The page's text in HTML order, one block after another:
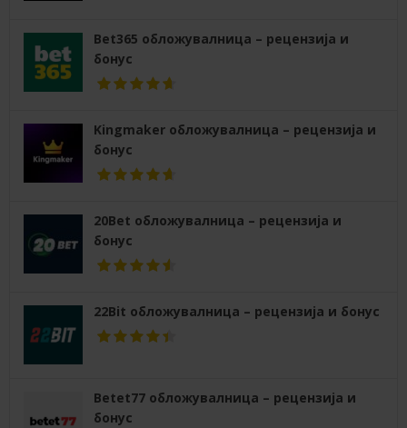
Bet365 обложувалница – рецензија и
бонус
Kingmaker обложувалница – рецензија и
бонус
20Bet обложувалница – рецензија и
бонус
22Bit обложувалница – рецензија и бонус
Betet77 обложувалница – рецензија и
бонус